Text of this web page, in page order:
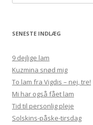
efter:
SENESTE INDLÆG
9 dejlige lam
Kuzmina snød mig
To lam fra Vigdis – nej, tre!
Mi har også fået lam
Tid til personlig pleje
Solskins-påske-tirsdag